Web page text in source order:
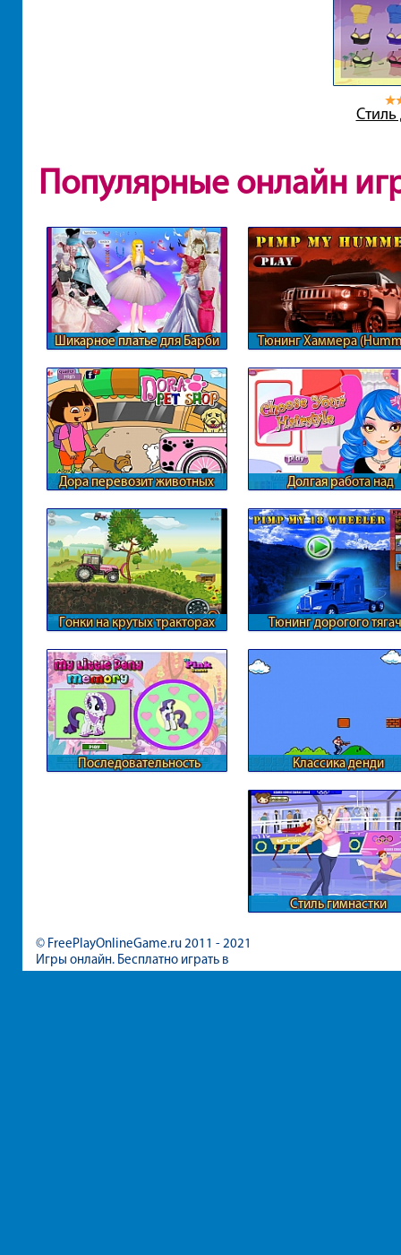
Популярные онлайн
Шикарное платье для Барби Тюнинг Хаммера
Дора перевозит животных
Долгая работа над
Гонки на крутых тракторах Тюнинг дорогого
Последовательность
Классика денди
Стиль гимнастки
© FreePlayOnlineGame.ru 2011 - 2021
Игры онлайн. Бесплатно играть в
игры для девочек и мальчиков